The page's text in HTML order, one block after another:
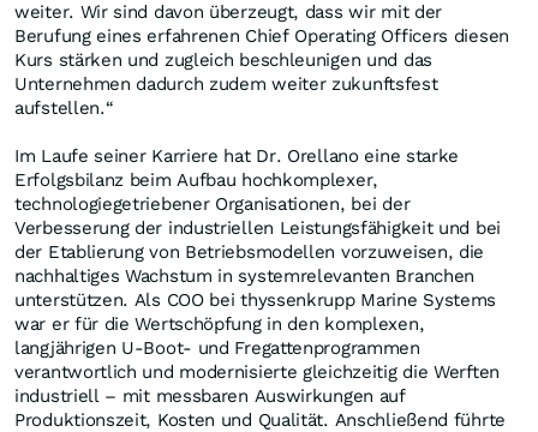
weiter. Wir sind davon überzeugt, dass wir mit der
Berufung eines erfahrenen Chief Operating Officers diesen
Kurs stärken und zugleich beschleunigen und das
Unternehmen dadurch zudem weiter zukunftsfest
aufstellen.“
Im Laufe seiner Karriere hat Dr. Orellano eine starke
Erfolgsbilanz beim Aufbau hochkomplexer,
technologiegetriebener Organisationen, bei der
Verbesserung der industriellen Leistungsfähigkeit und bei
der Etablierung von Betriebsmodellen vorzuweisen, die
nachhaltiges Wachstum in systemrelevanten Branchen
unterstützen. Als COO bei thyssenkrupp Marine Systems
war er für die Wertschöpfung in den komplexen,
langjährigen U-Boot- und Fregattenprogrammen
verantwortlich und modernisierte gleichzeitig die Werften
industriell – mit messbaren Auswirkungen auf
Produktionszeit, Kosten und Qualität. Anschließend führte